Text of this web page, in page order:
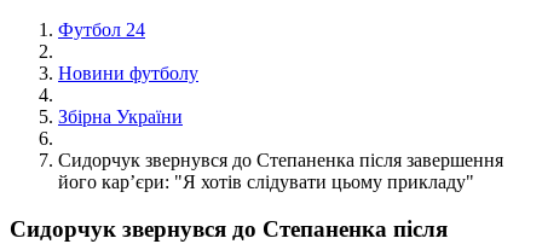
Футбол 24
Новини футболу
Збірна України
Сидорчук звернувся до Степаненка після завершення
його кар’єри: "Я хотів слідувати цьому прикладу"
Сидорчук звернувся до Степаненка після